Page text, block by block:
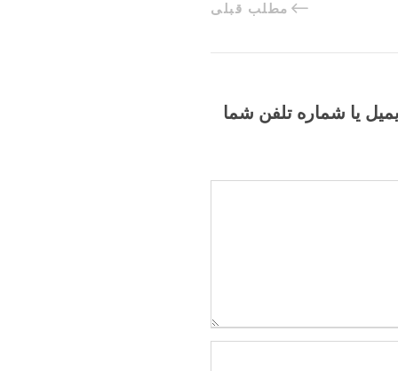
مطلب قبلی
یا شماره تلفن شما